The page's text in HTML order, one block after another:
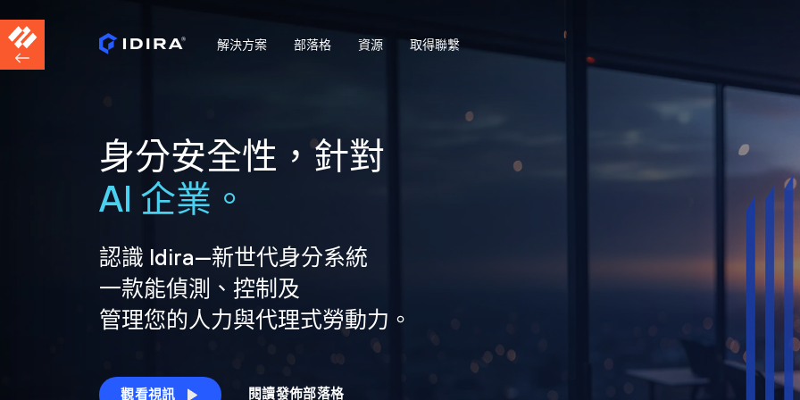
解決方案 部落格 資源 取得聯繫
身分安全性，針對
AI 企業。
認識 Idira—新世代身分系統
一款能偵測、控制及
管理您的人力與代理式勞動力。
觀看視訊 閱讀發佈部落格